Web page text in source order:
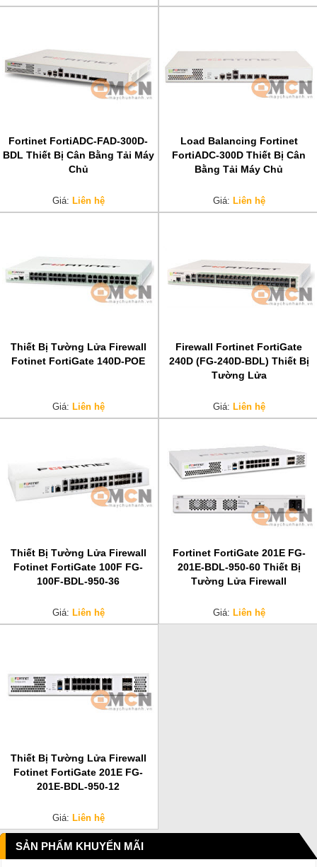
Fortinet FortiADC-FAD-300D-
BDL Thiết Bị Cân Bằng Tải Máy
Chủ
Giá: Liên hệ
Load Balancing Fortinet
FortiADC-300D Thiết Bị Cân
Bằng Tải Máy Chủ
Giá: Liên hệ
Thiết Bị Tường Lửa Firewall
Fotinet FortiGate 140D-POE
Giá: Liên hệ
Firewall Fortinet FortiGate
240D (FG-240D-BDL) Thiết Bị
Tường Lửa
Giá: Liên hệ
Thiết Bị Tường Lửa Firewall
Fotinet FortiGate 100F FG-
100F-BDL-950-36
Giá: Liên hệ
Fortinet FortiGate 201E FG-
201E-BDL-950-60 Thiết Bị
Tường Lửa Firewall
Giá: Liên hệ
Thiết Bị Tường Lửa Firewall
Fotinet FortiGate 201E FG-
201E-BDL-950-12
Giá: Liên hệ
SẢN PHẨM KHUYẾN MÃI